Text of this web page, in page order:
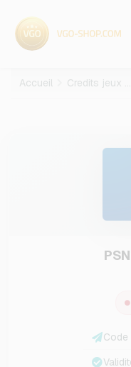
Accueil Credits jeux video
Code